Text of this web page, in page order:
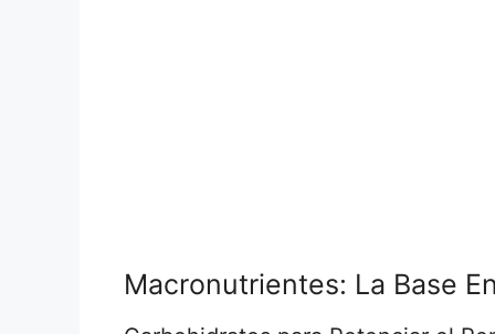
Macronutrientes: La Base